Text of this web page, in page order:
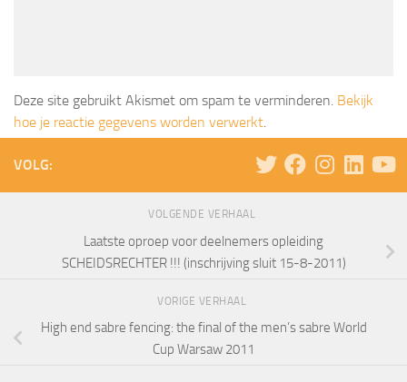
Deze site gebruikt Akismet om spam te verminderen. Bekijk
hoe je reactie gegevens worden verwerkt.
VOLG:
VOLGENDE VERHAAL
Laatste oproep voor deelnemers opleiding
SCHEIDSRECHTER !!! (inschrijving sluit 15-8-2011)
VORIGE VERHAAL
High end sabre fencing: the final of the men’s sabre World
Cup Warsaw 2011